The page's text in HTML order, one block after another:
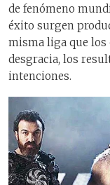
de fenómeno
éxito surgen
misma liga que los
desgracia, los
intenciones.